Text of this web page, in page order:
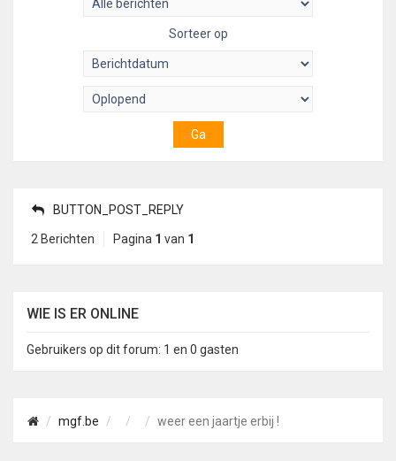
Sorteer op
BUTTON_POST_REPLY
2 Berichten Pagina 1 van 1
WIE IS ER ONLINE
Gebruikers op dit forum: 1 en 0 gasten
mgf.be weer een jaartje erbij !